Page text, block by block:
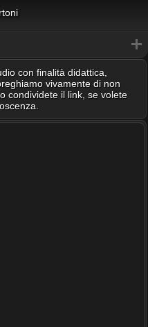
con finalità didattica,
vivamente di non
condividete il link, se volete